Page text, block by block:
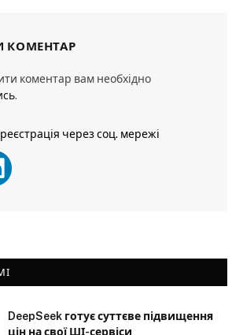
КОМЕНТАР
коментар вам необхідно
.
через соц. мережі
DeepSeek готує суттєве підвищення
цін на свої ШІ-сервіси